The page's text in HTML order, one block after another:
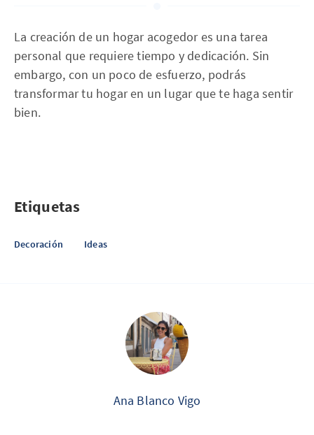
La creación de un hogar acogedor es una tarea
personal que requiere tiempo y dedicación. Sin
embargo, con un poco de esfuerzo, podrás
transformar tu hogar en un lugar que te haga sentir
bien.
Etiquetas
Decoración Ideas
Ana Blanco Vigo